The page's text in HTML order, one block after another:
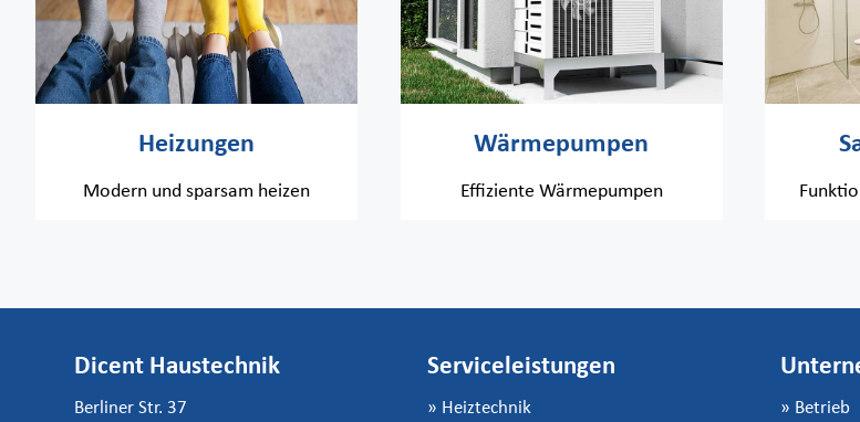
Heizungen
Modern und sparsam heizen
Wärmepumpen
Effiziente Wärmepumpen
Dicent Haustechnik
Berliner Str. 37
Serviceleistungen
» Heiztechnik » Betrieb